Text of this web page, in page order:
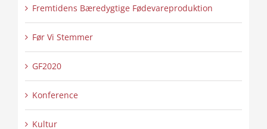
Fremtidens Bæredygtige Fødevareproduktion
Før Vi Stemmer
GF2020
Konference
Kultur